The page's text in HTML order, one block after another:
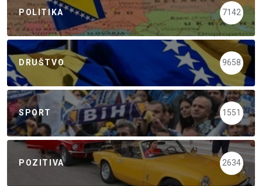
POLITIKA 7142
DRUŠTVO 9658
SPORT 1551
POZITIVA 2634